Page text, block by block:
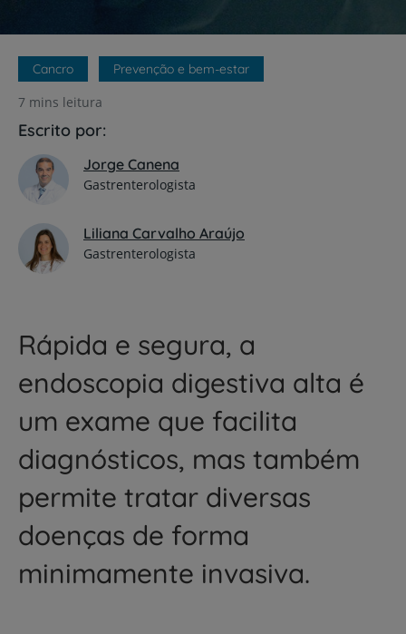
Cancro Prevenção e bem-estar
7 mins leitura
Escrito por:
Jorge Canena
Gastrenterologista
Liliana Carvalho Araújo
Gastrenterologista
Rápida e segura, a
endoscopia digestiva alta é
um exame que facilita
diagnósticos, mas também
permite tratar diversas
doenças de forma
minimamente invasiva.